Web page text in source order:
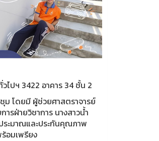
ปฯ 3422 อาคาร 34 ชั้น 2
ม โดยมี ผู้ช่วยศาสตราจารย์
รฝ่ายวิชาการ นางสาวน้ำ
ระมาณและประกันคุณภาพ
อมเพรียง